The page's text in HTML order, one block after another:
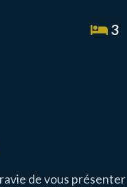
3
de vous